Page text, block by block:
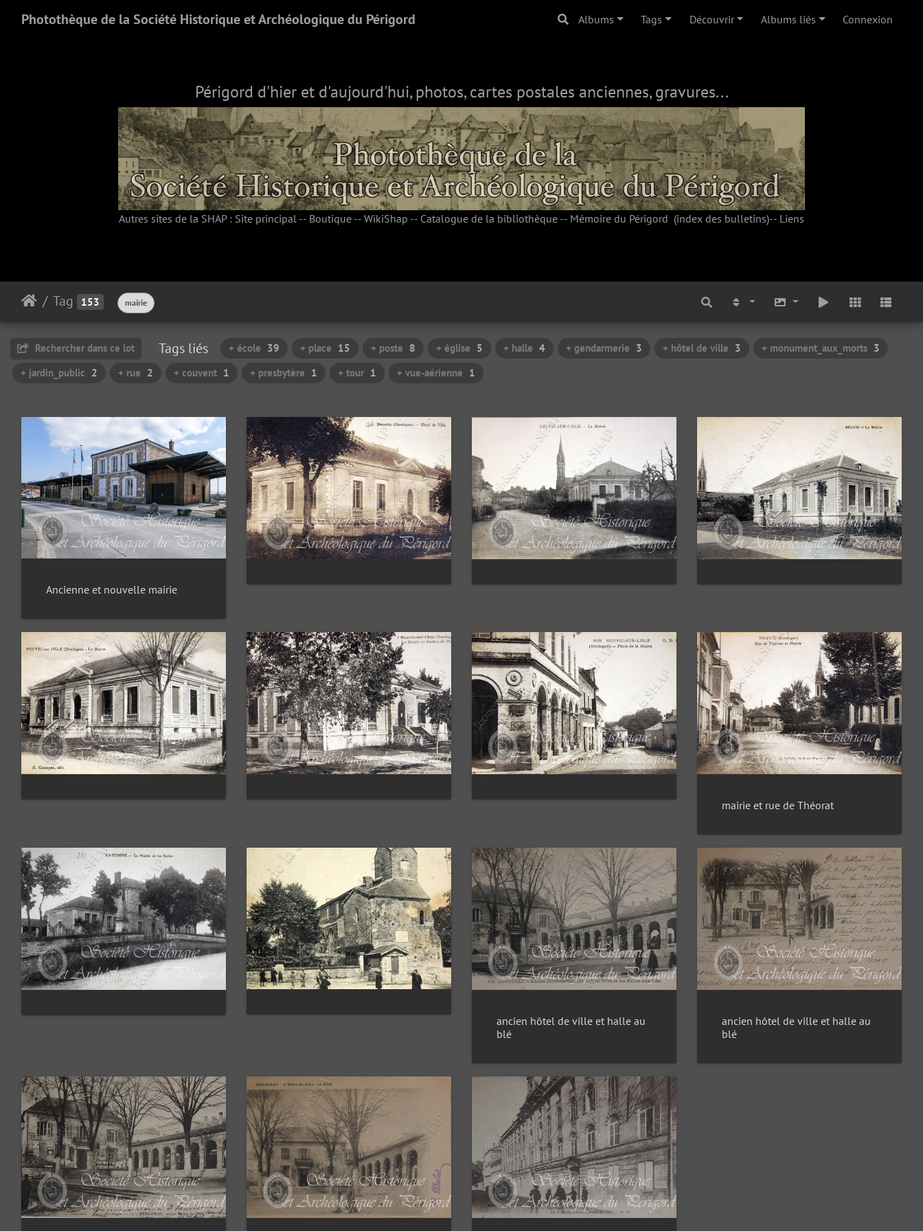
Photothèque de la Société Historique et Archéologique du Périgord Albums Tags Découvrir Albums liés Connexion
Périgord d'hier et d'aujourd'hui, photos, cartes postales anciennes, gravures...
Autres sites de la SHAP : Site principal -- Boutique -- WikiShap -- Catalogue de la bibliothèque -- Mémoire du Périgord (index des bulletins)-- Liens
Tag 153 mairie
Rechercher dans ce lot Tags liés + école 39 + place 15 + poste 8 + église 5 + halle 4 + gendarmerie 3 + hôtel de ville 3 + monument_aux_morts 3
+ jardin_public 2 + rue 2 + couvent 1 + presbytère 1 + tour 1 + vue-aérienne 1
Ancienne et nouvelle mairie
mairie et rue de Théorat
ancien hôtel de ville et halle au
blé
ancien hôtel de ville et halle au
blé